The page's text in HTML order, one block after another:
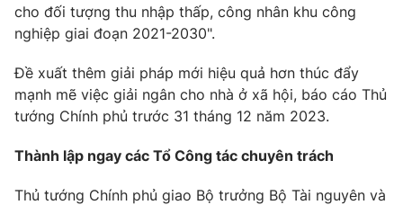
Phó Tổng Biên tập:Nguyễn Thị Mỹ Hạnh, Phạm Quốc Thắng,
Nguyễn Trọng Ninh
Ðiện thoại Thời báo VTV:024.66 897 897
Email: toasoan@vtv.vn
Liên hệ quảng cáo:
cho đối tượng thu nhập thấp, công nhân khu công
nghiệp giai đoạn 2021-2030".
Đề xuất thêm giải pháp mới hiệu quả hơn thúc đẩy
mạnh mẽ việc giải ngân cho nhà ở xã hội, báo cáo Thủ
tướng Chính phủ trước 31 tháng 12 năm 2023.
Thành lập ngay các Tổ Công tác chuyên trách
Thủ tướng Chính phủ giao Bộ trưởng Bộ Tài nguyên và